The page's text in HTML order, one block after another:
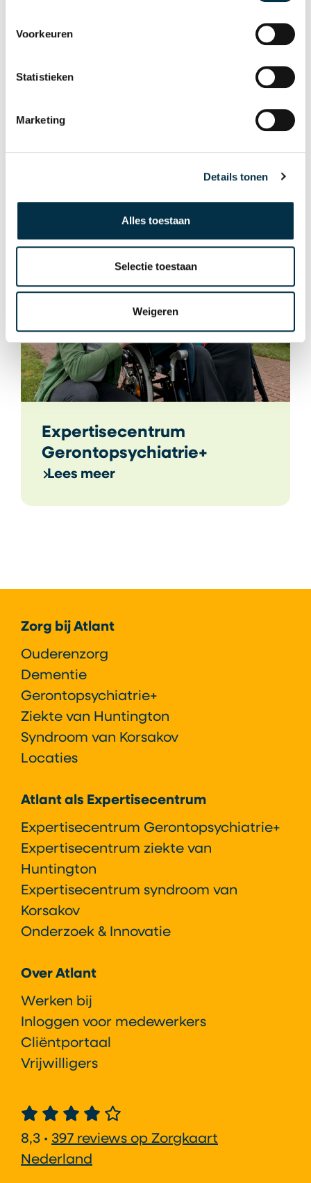
Voorkeuren
Statistieken
Marketing
Details tonen
Alles toestaan
Selectie toestaan
Weigeren
Expertisecentrum ziekte
Expertisecentrum
Gerontopsychiatrie+
Lees meer
Zorg bij Atlant
Ouderenzorg
Dementie
Gerontopsychiatrie+
Ziekte van Huntington
Syndroom van Korsakov
Locaties
Atlant als Expertisecentrum
Expertisecentrum Gerontopsychiatrie+
Expertisecentrum ziekte van
Huntington
Expertisecentrum syndroom van
Korsakov
Onderzoek & Innovatie
Over Atlant
Werken bij
Inloggen voor medewerkers
Cliëntportaal
Vrijwilligers
8,3 • 397 reviews op Zorgkaart
Nederland